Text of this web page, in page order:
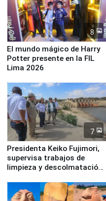
8
El mundo mágico de Harry
Potter presente en la FIL
Lima 2026
7
Presidenta Keiko Fujimori,
supervisa trabajos de
limpieza y descolmatación